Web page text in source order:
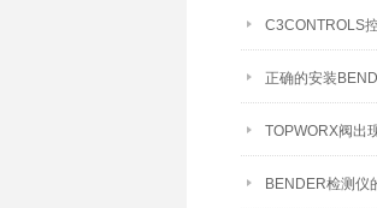
C3CONTROLS
正确的安装
TOPWORX阀出
BENDER检测仪